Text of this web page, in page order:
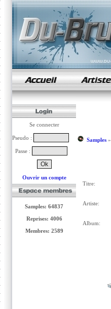
samples de rap
Se connecter
Pseudo :
Passe :
Ouvrir un compte
Samples: 64837
Reprises: 4006
Membres: 2589
Samples»
Titre:
Artiste:
Album: